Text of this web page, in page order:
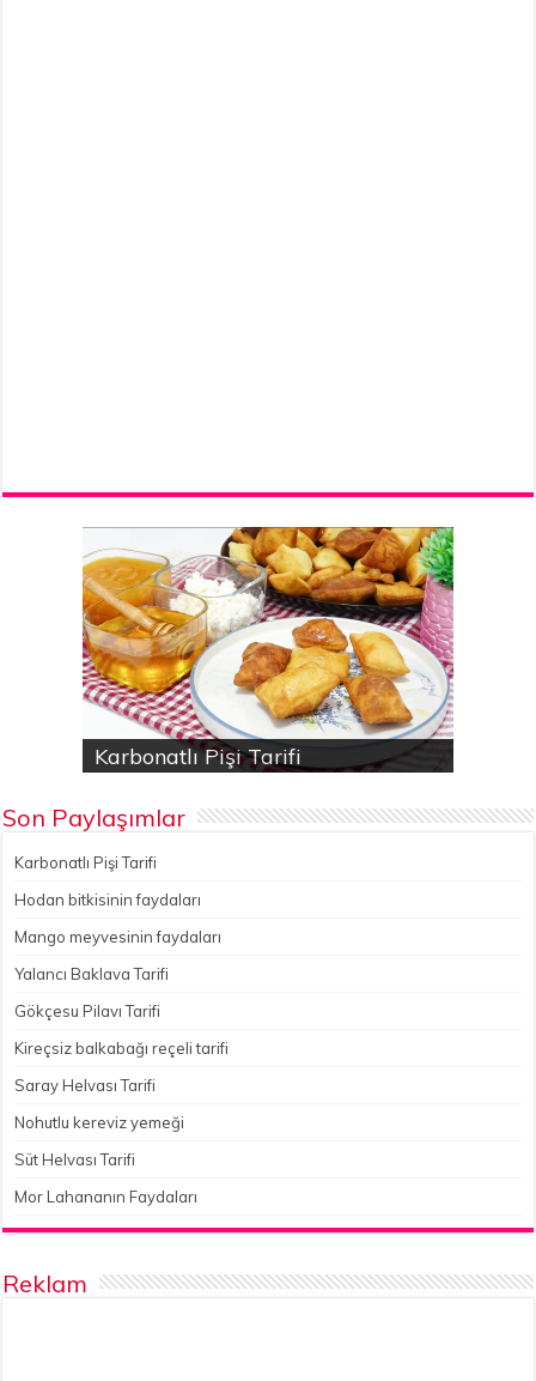
Karbonatlı Pişi Tarifi
Hodan bitkisinin faydaları
Yalancı Baklava Tarifi
Gökçesu Pilavı Tarifi
Nohutlu kereviz yemeği
Son Paylaşımlar
Karbonatlı Pişi Tarifi
Hodan bitkisinin faydaları
Mango meyvesinin faydaları
Yalancı Baklava Tarifi
Gökçesu Pilavı Tarifi
Kireçsiz balkabağı reçeli tarifi
Saray Helvası Tarifi
Nohutlu kereviz yemeği
Süt Helvası Tarifi
Mor Lahananın Faydaları
Reklam